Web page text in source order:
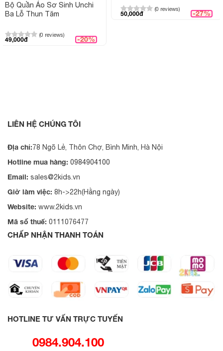
Bộ Quần Áo Sơ Sinh Unchi
Ba Lỗ Thun Tăm
(0 reviews)
49,000đ -20%
(0 reviews)
50,000đ -27%
LIÊN HỆ CHÚNG TÔI
Địa chỉ:78 Ngõ Lẻ, Thôn Chợ, Bình Minh, Hà Nội
Hotline mua hàng: 0984904100
Email: sales@2kids.vn
Giờ làm việc: 8h->22h(Hằng ngày)
Website: www.2kids.vn
Mã số thuế: 0111076477
CHẤP NHẬN THANH TOÁN
HOTLINE TƯ VẤN TRỰC TUYẾN
0984.904.100